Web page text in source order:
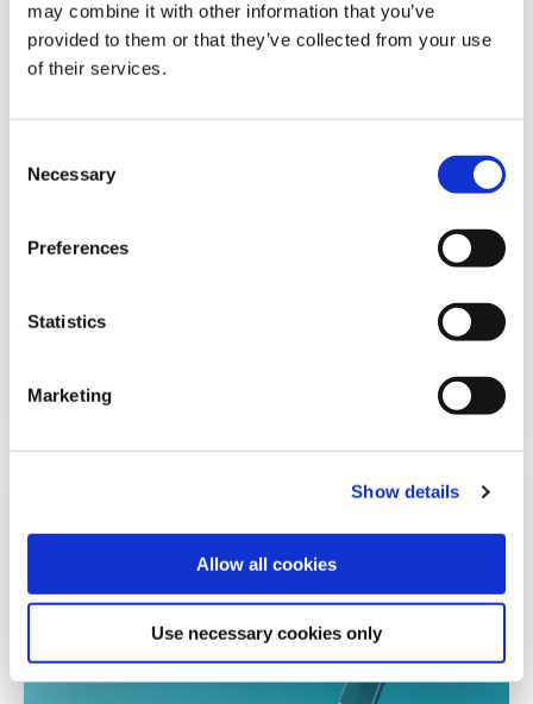
may combine it with other information that you’ve
provided to them or that they’ve collected from your use
of their services.
Necessary
Preferences
Statistics
Marketing
Show details
Allow all cookies
Use necessary cookies only
Abogados y la IA: ¿Tiene el derecho
tradicional fecha de caducidad?